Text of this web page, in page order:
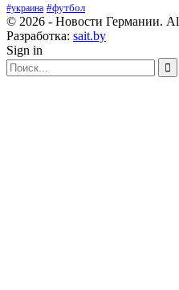
#украина #футбол
© 2026 - Новости Германии.
Разработка: sait.by
Sign in